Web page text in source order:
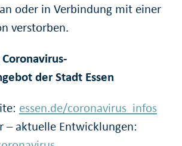
oder in Verbindung mit einer
verstorben.
Coronavirus-
der Stadt Essen
essen.de/coronavirus_infos
– aktuelle Entwicklungen: